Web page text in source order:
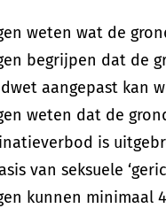
weten wat de
begrijpen dat de
aangepast kan
weten dat de
is
van seksuele
kunnen minimaal